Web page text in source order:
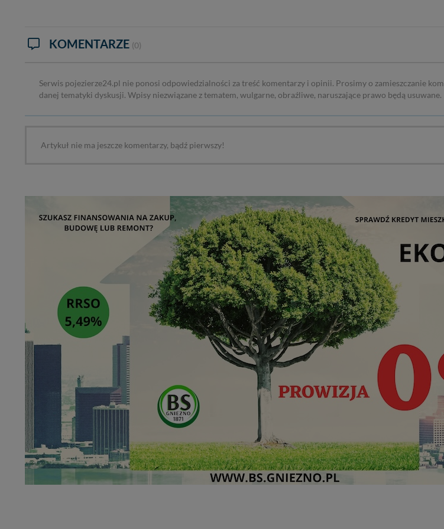
KOMENTARZE (0)
Serwis pojezierze24.pl nie ponosi odpowiedzialności za treść komentarzy i opinii. Prosimy o zamieszczanie
danej tematyki dyskusji. Wpisy niezwiązane z tematem, wulgarne, obraźliwe, naruszające prawo będą usuwane.
Artykuł nie ma jeszcze komentarzy, bądź pierwszy!
Pojezierze Gnieźnieńskie - odkrywaj i wypoczywaj... Pojezierze